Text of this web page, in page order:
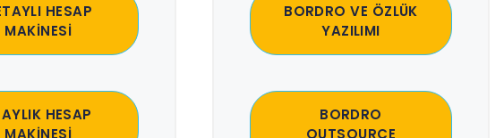
HESAP
MAKİNESİ
HESAP
MAKİNESİ
BORDRO VE ÖZLÜK
YAZILIMI
BORDRO
OUTSOURCE